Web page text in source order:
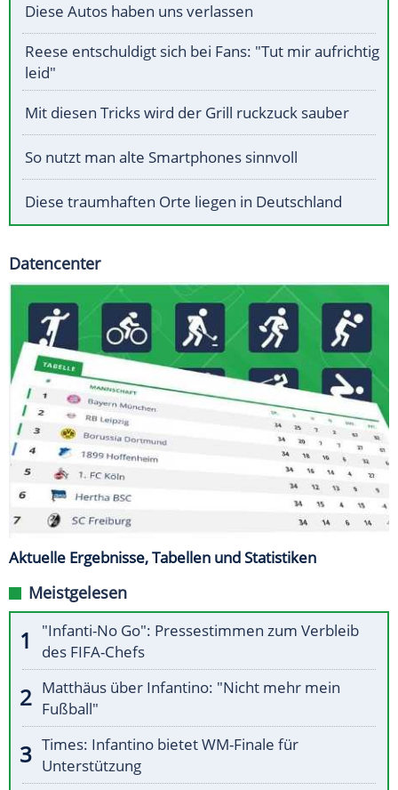
Diese Autos haben uns verlassen
Reese entschuldigt sich bei Fans: "Tut mir aufrichtig
leid"
Mit diesen Tricks wird der Grill ruckzuck sauber
So nutzt man alte Smartphones sinnvoll
Diese traumhaften Orte liegen in Deutschland
Datencenter
Aktuelle Ergebnisse, Tabellen und Statistiken
Meistgelesen
"Infanti-No Go": Pressestimmen zum Verbleib
des FIFA-Chefs
Matthäus über Infantino: "Nicht mehr mein
Fußball"
Times: Infantino bietet WM-Finale für
Unterstützung